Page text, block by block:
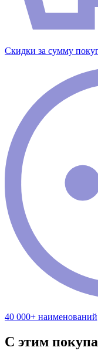
Скидки за сумму
40 000+
С этим